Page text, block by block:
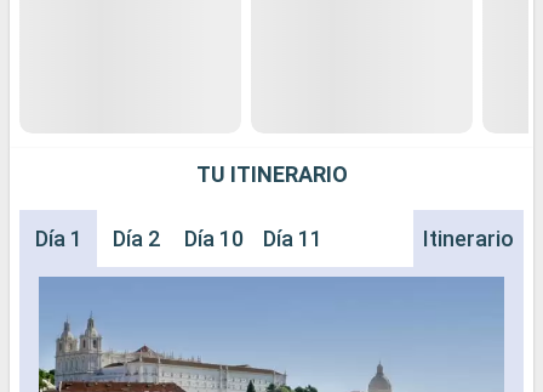
TU ITINERARIO
Día 1 Día 2 Día 10 Día 11 Itinerario